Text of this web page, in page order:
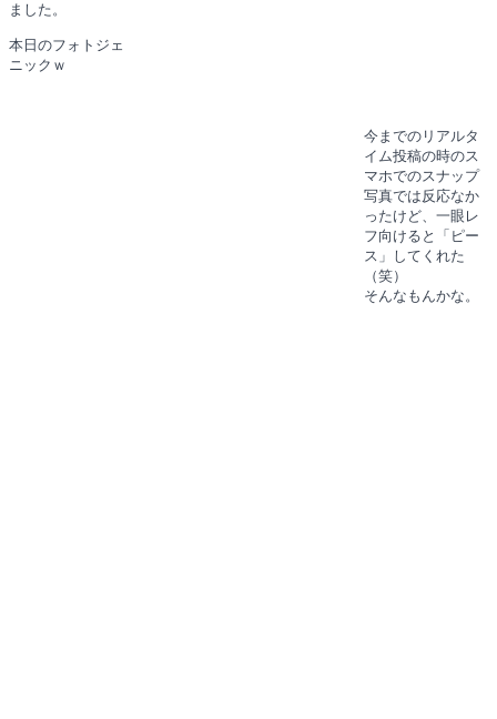
ました。
本日のフォトジェ
ニックｗ
今までのリアルタ
イム投稿の時のス
マホでのスナップ
写真では反応なか
ったけど、一眼レ
フ向けると「ピー
ス」してくれた
（笑）
そんなもんかな。